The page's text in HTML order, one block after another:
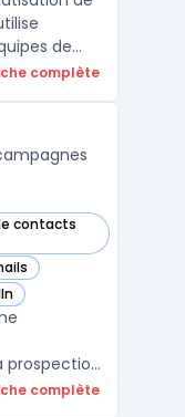
de
des
ventes,
complète
contacts
prospection
complète